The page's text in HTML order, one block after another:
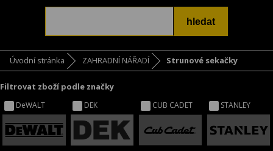
Úvodní stránka ZAHRADNÍ NÁŘADÍ Strunové sekačky
Filtrovat zboží podle značky
DeWALT DEK CUB CADET STANLEY